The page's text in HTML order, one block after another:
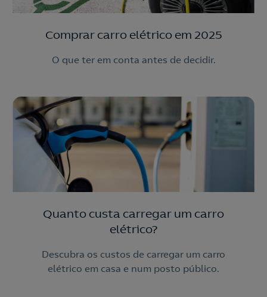
Comprar carro elétrico em 2025
O que ter em conta antes de decidir.
Quanto custa carregar um carro
elétrico?
Descubra os custos de carregar um carro
elétrico em casa e num posto público.